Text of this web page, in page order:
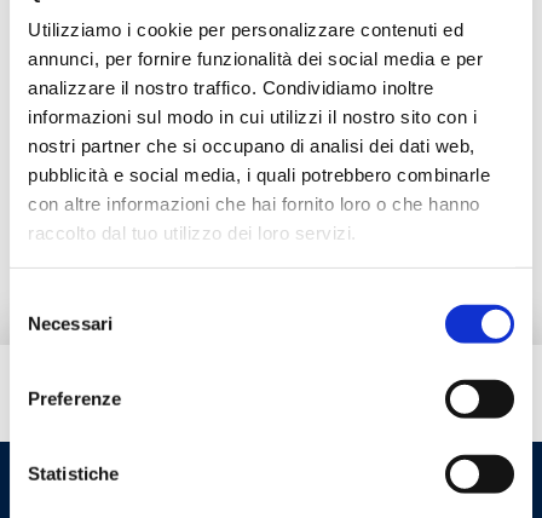
Utilizziamo i cookie per personalizzare contenuti ed
annunci, per fornire funzionalità dei social media e per
analizzare il nostro traffico. Condividiamo inoltre
informazioni sul modo in cui utilizzi il nostro sito con i
nostri partner che si occupano di analisi dei dati web,
pubblicità e social media, i quali potrebbero combinarle
con altre informazioni che hai fornito loro o che hanno
raccolto dal tuo utilizzo dei loro servizi.
delNecessari
Preferenze
Statistiche
Documentazione
Accessori
Ricambi